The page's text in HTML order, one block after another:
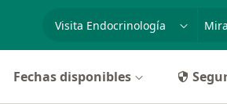
especialidad, enfermedad o
Fechas disponibles